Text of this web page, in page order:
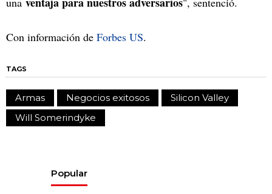
Con información de Forbes US.
TAGS
Armas Negocios exitosos
Silicon Valley
Will Somerindyke
Popular